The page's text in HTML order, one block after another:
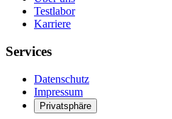
Testlabor
Karriere
Services
Datenschutz
Impressum
Privatsphäre